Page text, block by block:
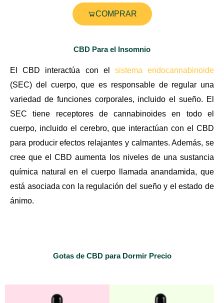
COMPRAR
CBD Para el Insomnio
El CBD interactúa con el sistema endocannabinoide
(SEC) del cuerpo, que es responsable de regular una
variedad de funciones corporales, incluido el sueño. El
SEC tiene receptores de cannabinoides en todo el
cuerpo, incluido el cerebro, que interactúan con el CBD
para producir efectos relajantes y calmantes. Además, se
cree que el CBD aumenta los niveles de una sustancia
química natural en el cuerpo llamada anandamida, que
está asociada con la regulación del sueño y el estado de
ánimo.
Gotas de CBD para Dormir Precio
precio
original
precio
precio
original
precio